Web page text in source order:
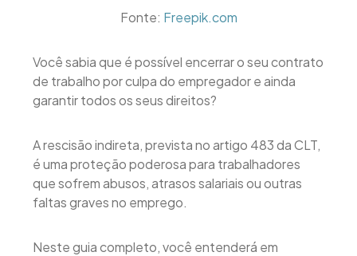
Fonte: Freepik.com
Você sabia que é possível encerrar o seu contrato
de trabalho por culpa do empregador e ainda
garantir todos os seus direitos?
A rescisão indireta, prevista no artigo 483 da CLT,
é uma proteção poderosa para trabalhadores
que sofrem abusos, atrasos salariais ou outras
faltas graves no emprego.
Neste guia completo, você entenderá em